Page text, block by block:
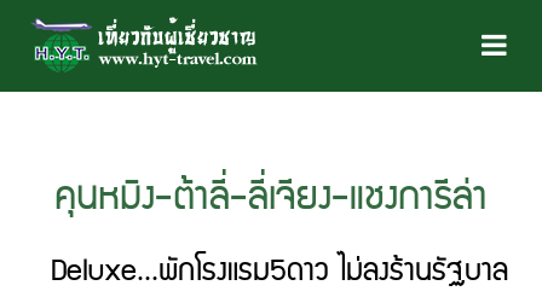
คุนหมิง-ต้าลี่-ลี่เจียง-แชงการีล่า
Deluxe...พักโรงแรม5ดาว ไม่ลงร้านรัฐบาล